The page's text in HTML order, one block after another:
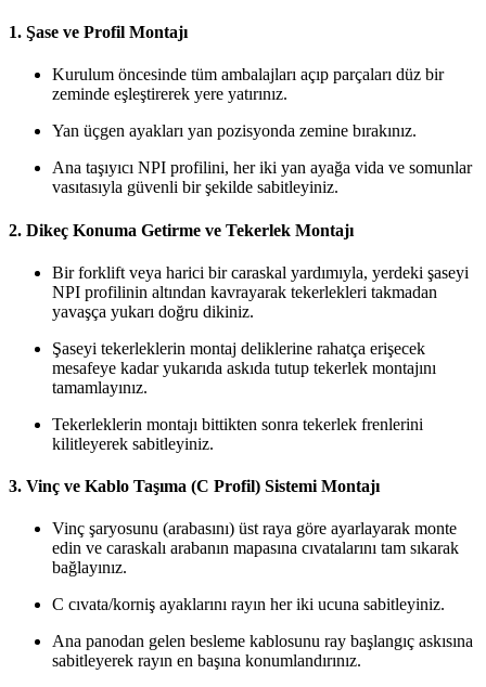
1. Şase ve Profil Montajı
Kurulum öncesinde tüm ambalajları açıp parçaları düz bir
zeminde eşleştirerek yere yatırınız.
Yan üçgen ayakları yan pozisyonda zemine bırakınız.
Ana taşıyıcı NPI profilini, her iki yan ayağa vida ve somunlar
vasıtasıyla güvenli bir şekilde sabitleyiniz.
2. Dikeç Konuma Getirme ve Tekerlek Montajı
Bir forklift veya harici bir caraskal yardımıyla, yerdeki şaseyi
NPI profilinin altından kavrayarak tekerlekleri takmadan
yavaşça yukarı doğru dikiniz.
Şaseyi tekerleklerin montaj deliklerine rahatça erişecek
mesafeye kadar yukarıda askıda tutup tekerlek montajını
tamamlayınız.
Tekerleklerin montajı bittikten sonra tekerlek frenlerini
kilitleyerek sabitleyiniz.
3. Vinç ve Kablo Taşıma (C Profil) Sistemi Montajı
Vinç şaryosunu (arabasını) üst raya göre ayarlayarak monte
edin ve caraskalı arabanın mapasına cıvatalarını tam sıkarak
bağlayınız.
C cıvata/korniş ayaklarını rayın her iki ucuna sabitleyiniz.
Ana panodan gelen besleme kablosunu ray başlangıç askısına
sabitleyerek rayın en başına konumlandırınız.